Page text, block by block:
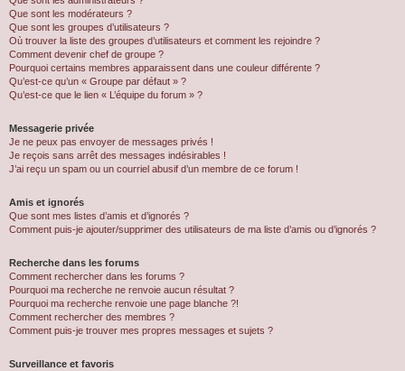
Que sont les modérateurs ?
Que sont les groupes d’utilisateurs ?
Où trouver la liste des groupes d’utilisateurs et comment les rejoindre ?
Comment devenir chef de groupe ?
Pourquoi certains membres apparaissent dans une couleur différente ?
Qu’est-ce qu’un « Groupe par défaut » ?
Qu’est-ce que le lien « L’équipe du forum » ?
Messagerie privée
Je ne peux pas envoyer de messages privés !
Je reçois sans arrêt des messages indésirables !
J’ai reçu un spam ou un courriel abusif d’un membre de ce forum !
Amis et ignorés
Que sont mes listes d’amis et d’ignorés ?
Comment puis-je ajouter/supprimer des utilisateurs de ma liste d’amis ou d’ignorés ?
Recherche dans les forums
Comment rechercher dans les forums ?
Pourquoi ma recherche ne renvoie aucun résultat ?
Pourquoi ma recherche renvoie une page blanche ?!
Comment rechercher des membres ?
Comment puis-je trouver mes propres messages et sujets ?
Surveillance et favoris